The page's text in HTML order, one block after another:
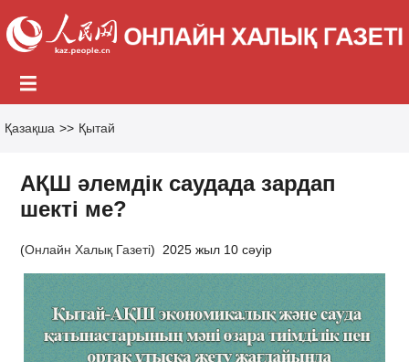
Қазақша >> Қытай
АҚШ әлемдік саудада зардап
шекті ме?
(Онлайн Халық Газеті) 2025 жыл 10 сәуір